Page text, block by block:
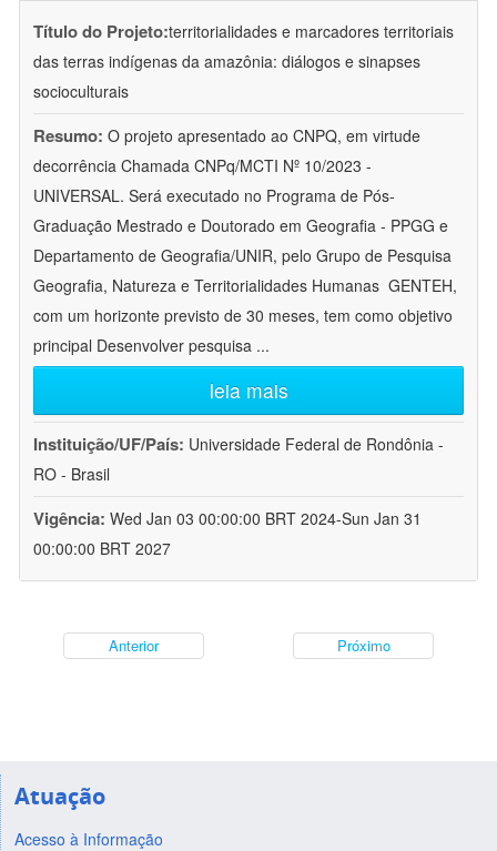
Título do Projeto:territorialidades e marcadores territoriais
das terras indígenas da amazônia: diálogos e sinapses
socioculturais
Resumo: O projeto apresentado ao CNPQ, em virtude
decorrência Chamada CNPq/MCTI Nº 10/2023 -
UNIVERSAL. Será executado no Programa de Pós-
Graduação Mestrado e Doutorado em Geografia - PPGG e
Departamento de Geografia/UNIR, pelo Grupo de Pesquisa
Geografia, Natureza e Territorialidades Humanas  GENTEH,
com um horizonte previsto de 30 meses, tem como objetivo
principal Desenvolver pesquisa ...
leia mais
Instituição/UF/País: Universidade Federal de Rondônia -
RO - Brasil
Vigência: Wed Jan 03 00:00:00 BRT 2024-Sun Jan 31
00:00:00 BRT 2027
Anterior Próximo
Atuação
Acesso à Informação